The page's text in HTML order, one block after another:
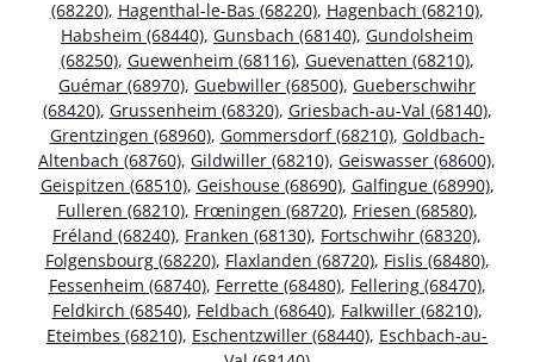
(68220), Hagenthal-le-Bas (68220), Hagenbach (68210),
Habsheim (68440), Gunsbach (68140), Gundolsheim
(68250), Guewenheim (68116), Guevenatten (68210),
Guémar (68970), Guebwiller (68500), Gueberschwihr
(68420), Grussenheim (68320), Griesbach-au-Val (68140),
Grentzingen (68960), Gommersdorf (68210), Goldbach-
Altenbach (68760), Gildwiller (68210), Geiswasser (68600),
Geispitzen (68510), Geishouse (68690), Galfingue (68990),
Fulleren (68210), Frœningen (68720), Friesen (68580),
Fréland (68240), Franken (68130), Fortschwihr (68320),
Folgensbourg (68220), Flaxlanden (68720), Fislis (68480),
Fessenheim (68740), Ferrette (68480), Fellering (68470),
Feldkirch (68540), Feldbach (68640), Falkwiller (68210),
Eteimbes (68210), Eschentzwiller (68440), Eschbach-au-